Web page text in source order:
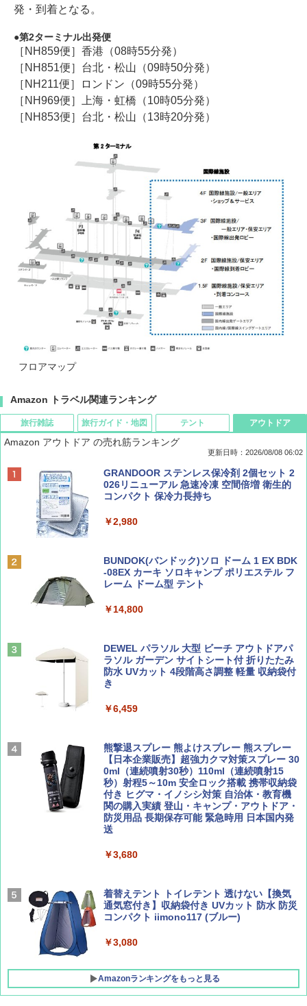
発・到着となる。
第2ターミナル出発便
［NH859便］香港（08時55分発）
［NH851便］台北・松山（09時50分発）
［NH211便］ロンドン（09時55分発）
［NH969便］上海・虹橋（10時05分発）
［NH853便］台北・松山（13時20分発）
フロアマップ
Amazon トラベル関連ランキング
旅行雑誌
BE-PAL(ビ-パル) 2026年 9 月号【特別付録:
SOTO ミニマル"旅"財布 ランダム2種】
ディズニーファン ２０２６年 ９月号 [雑
誌] (ＤＩＳＮＥＹ ＦＡＮ)
山と溪谷 2026年8月号「南アルプス大全」
￥1,540
￥1,540
AIRLINE（エアライン）2026年9月号【特
集】ボーイング110周年を祝して！
￥1,760
旅行ガイド・地図
D40 地球の歩き方 チェンマイ タイ北部の魅
力的な町 2026～2027 地球の歩き方D アジア
地球の歩き方 スター・ウォーズ
￥2,695
僕が見た未来【完全版】
￥0
球の歩き方A ヨーロッパ
￥2,479
A26 地球の歩き方 チェコ ポーランド スロヴ
ァキア 2026～2027 地球の歩き方A ヨーロッ
テント
[キャンパーズコレクション 山善] ポップアッ
プテント 傘みたいに広げて畳める パッとサ
ッとサンシェード キューブ フルクローズ メ
&ハイキング カーキ PATC-150(KH)
PYKES PEAK (パイクスピーク) 着替えテン
人用 折りたたみ 防災グッズ 災害用トイレ ビ
￥4,980
テント ワンタッチ RENEW 幅200 2-3人用 43
￥5,999
[キャンパーズコレクション 山善] 傘みたいに
広げるだけ パッとサッとテント ブラックコ
ーティング フルクローズ メッシュ 3-4人用
簡単設置 ポップアップテント エクルベージ
ュ(BC仕様) PATC-150B(EB)
￥9,990
[キャンパーズコレクション 山善] 傘みたいに
広げるだけ パッとサッとテント キューブワ
イド ブラックコーティング フルクローズ メ
ATCW-150B エクルベージュ
アウトドア
Amazon アウトドア の売れ筋ランキング
更新日時：2026/08/08 06:02
GRANDOOR ステンレス保冷剤 2個セット 2
026リニューアル 急速冷凍 空間倍増 衛生的
コンパクト 保冷力長持ち
￥2,980
BUNDOK(バンドック)ソロ ドーム 1 EX BDK
-08EX カーキ ソロキャンプ ポリエステル フ
レーム ドーム型 テント
￥14,800
DEWEL パラソル 大型 ビーチ アウトドアパ
ラソル ガーデン サイトシート付 折りたたみ
防水 UVカット 4段階高さ調整 軽量 収納袋付
き
￥6,459
熊撃退スプレー 熊よけスプレー 熊スプレー
【日本企業販売】超強力クマ対策スプレー 30
0ml（連続噴射30秒）110ml（連続噴射15
秒）射程5～10m 安全ロック搭載 携帯収納袋
付き ヒグマ・イノシシ対策 自治体・教育機
関の購入実績 登山・キャンプ・アウトドア・
防災用品 長期保存可能 緊急時用 日本国内発
送
￥3,680
着替えテント トイレテント 透けない【換気
通気窓付き】収納袋付き UVカット 防水 防災
コンパクト iimono117 (ブルー)
￥3,080
Amazonランキングをもっと見る